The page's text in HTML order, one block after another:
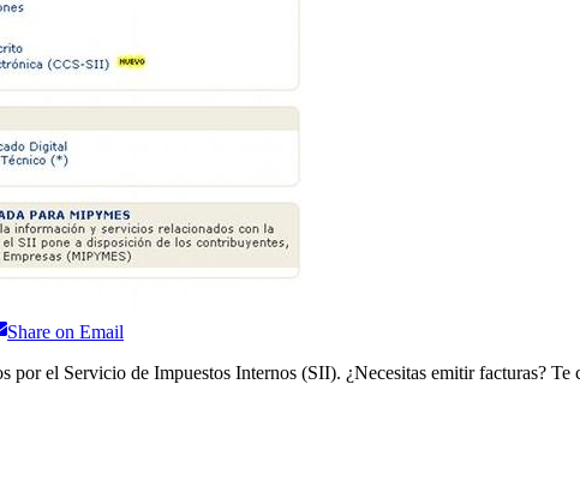
Share on Email
el Servicio de Impuestos Internos (SII). ¿Necesitas emitir facturas? Te